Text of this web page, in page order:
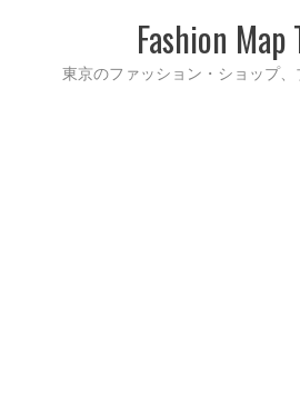
Fashion Map
東京のファッション・ショップ